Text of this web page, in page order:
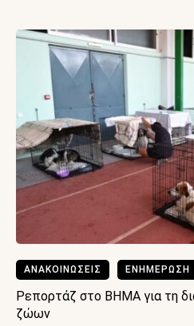
πυρόπληκτων
Πίσω